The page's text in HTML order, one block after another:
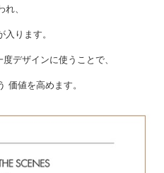
、
ります。
デザインに使うことで、
価値を高めます。